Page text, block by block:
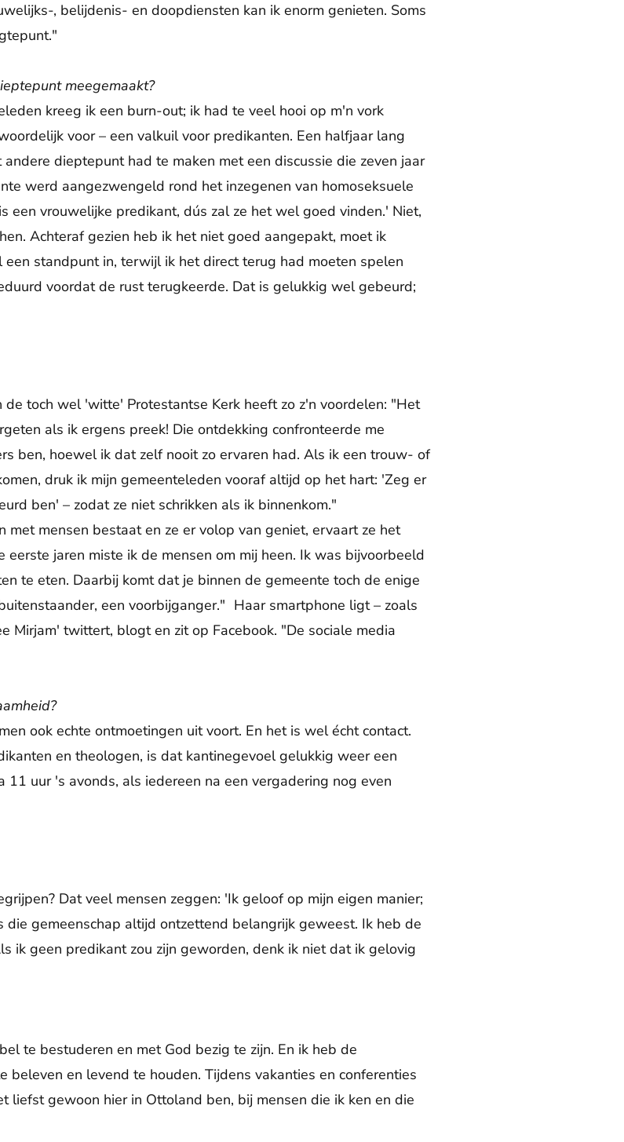
, belijdenis- en doopdiensten kan ik enorm genieten. Soms
meegemaakt?
kreeg ik een burn-out; ik had te veel hooi op m'n vork
voor – een valkuil voor predikanten. Een halfjaar lang
dieptepunt had te maken met een discussie die zeven jaar
werd aangezwengeld rond het inzegenen van homoseksuele
een vrouwelijke predikant, dús zal ze het wel goed vinden.' Niet,
Achteraf gezien heb ik het niet goed aangepakt, moet ik
standpunt in, terwijl ik het direct terug had moeten spelen
voordat de rust terugkeerde. Dat is gelukkig wel gebeurd;
de toch wel 'witte' Protestantse Kerk heeft zo z'n voordelen: "Het
als ik ergens preek! Die ontdekking confronteerde me
ben, hoewel ik dat zelf nooit zo ervaren had. Als ik een trouw- of
druk ik mijn gemeenteleden vooraf altijd op het hart: 'Zeg er
ben' – zodat ze niet schrikken als ik binnenkom."
met mensen bestaat en ze er volop van geniet, ervaart ze het
eerste jaren miste ik de mensen om mij heen. Ik was bijvoorbeeld
te eten. Daarbij komt dat je binnen de gemeente toch de enige
een voorbijganger." Haar smartphone ligt – zoals
Mirjam' twittert, blogt en zit op Facebook. "De sociale media
ook echte ontmoetingen uit voort. En het is wel écht contact.
en theologen, is dat kantinegevoel gelukkig weer een
uur 's avonds, als iedereen na een vergadering nog even
Dat veel mensen zeggen: 'Ik geloof op mijn eigen manier;
die gemeenschap altijd ontzettend belangrijk geweest. Ik heb de
ik geen predikant zou zijn geworden, denk ik niet dat ik gelovig
te bestuderen en met God bezig te zijn. En ik heb de
beleven en levend te houden. Tijdens vakanties en conferenties
liefst gewoon hier in Ottoland ben, bij mensen die ik ken en die